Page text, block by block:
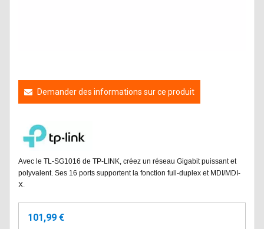
Demander des informations sur ce produit
Avec le TL-SG1016 de TP-LINK, créez un réseau Gigabit puissant et
polyvalent. Ses 16 ports supportent la fonction full-duplex et MDI/MDI-
X.
101,99 €